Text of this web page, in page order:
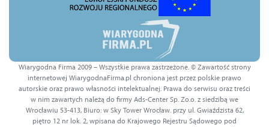
Wiarygodna Firma 2009 – Wszystkie prawa zastrzeżone. © Zawartość strony
internetowej WiarygodnaFirma.pl chroniona jest przez polskie prawo
autorskie oraz prawo własności intelektualnej. Prawa do serwisu oraz treści
w nim zawartych należą do firmy Ads-Center Sp. Zo.o. z siedzibą we
Wrocławiu 53-413, Biuro: w Sky Tower Wrocław. przy ul. Gwiaździsta 62,
piętro 12 nr lok. 2, wpisana do Krajowego Rejestru Sądowego pod